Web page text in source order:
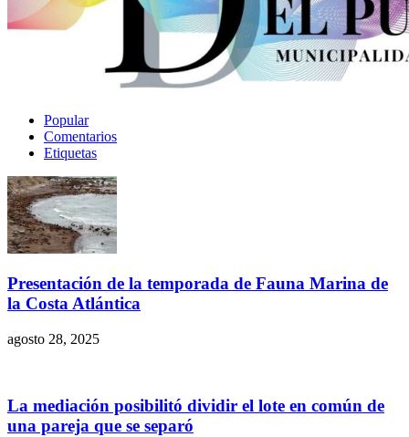
Popular
Comentarios
Etiquetas
Presentación de la temporada de Fauna Marina de
la Costa Atlántica
agosto 28, 2025
La mediación posibilitó dividir el lote en común de
una pareja que se separó